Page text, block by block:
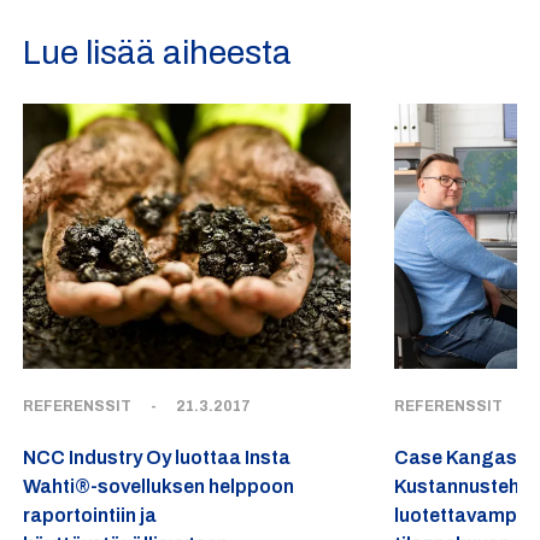
Lue lisää aiheesta
REFERENSSIT - 21.3.2017
NCC Industry Oy luottaa Insta
Wahti®-sovelluksen helppoon
raportointiin ja
REFERENSSIT
Case